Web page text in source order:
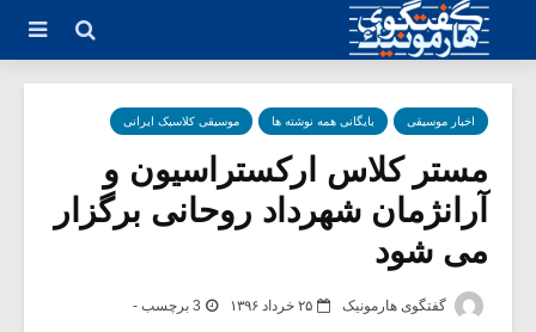
اخبار موسیقی بایگانی همه نوشته ها موسیقی کلاسیک ایرانی
مستر کلاس ارکستراسیون و
آرانژمان شهرداد روحانی برگزار
می شود
گفتگوی هارمونیک ۲۵ خرداد ۱۳۹۶ 3 برچسب -